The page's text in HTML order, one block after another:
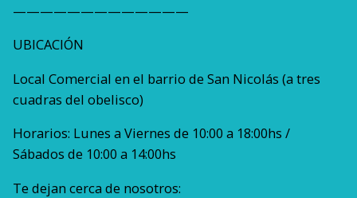
—————————————
UBICACIÓN
Local Comercial en el barrio de San Nicolás (a tres
cuadras del obelisco)
Horarios: Lunes a Viernes de 10:00 a 18:00hs /
Sábados de 10:00 a 14:00hs
Te dejan cerca de nosotros: